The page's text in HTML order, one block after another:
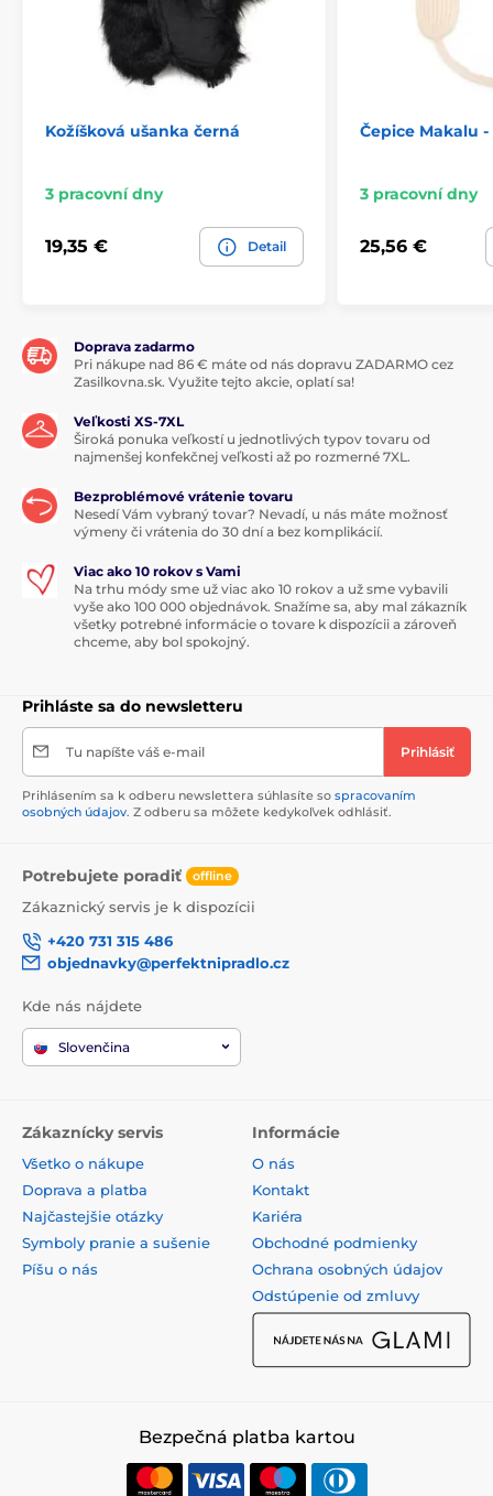
Kožíšková ušanka černá
3 pracovní dny
19,35 € Detail
Čepice Makalu
3 pracovní dny
25,56 €
Doprava zadarmo
Pri nákupe nad 86 € máte od nás dopravu ZADARMO cez
Zasilkovna.sk. Využite tejto akcie, oplatí sa!
Veľkosti XS-7XL
Široká ponuka veľkostí u jednotlivých typov tovaru od
najmenšej konfekčnej veľkosti až po rozmerné 7XL.
Bezproblémové vrátenie tovaru
Nesedí Vám vybraný tovar? Nevadí, u nás máte možnosť
výmeny či vrátenia do 30 dní a bez komplikácií.
Viac ako 10 rokov s Vami
Na trhu módy sme už viac ako 10 rokov a už sme vybavili
vyše ako 100 000 objednávok. Snažíme sa, aby mal zákazník
všetky potrebné informácie o tovare k dispozícii a zároveň
chceme, aby bol spokojný.
Prihláste sa do newsletteru
Tu napíšte váš e-mail Prihlásiť
Prihlásením sa k odberu newslettera súhlasíte so spracovaním
osobných údajov. Z odberu sa môžete kedykoľvek odhlásiť.
Potrebujete poradiť offline
Zákaznický servis je k dispozícii
+420 731 315 486
objednavky@perfektnipradlo.cz
Kde nás nájdete
Slovenčina
Zákaznícky servis
Všetko o nákupe
Doprava a platba
Najčastejšie otázky
Symboly pranie a sušenie
Píšu o nás
Informácie
O nás
Kontakt
Kariéra
Obchodné podmienky
Ochrana osobných údajov
Odstúpenie od zmluvy
Bezpečná platba kartou